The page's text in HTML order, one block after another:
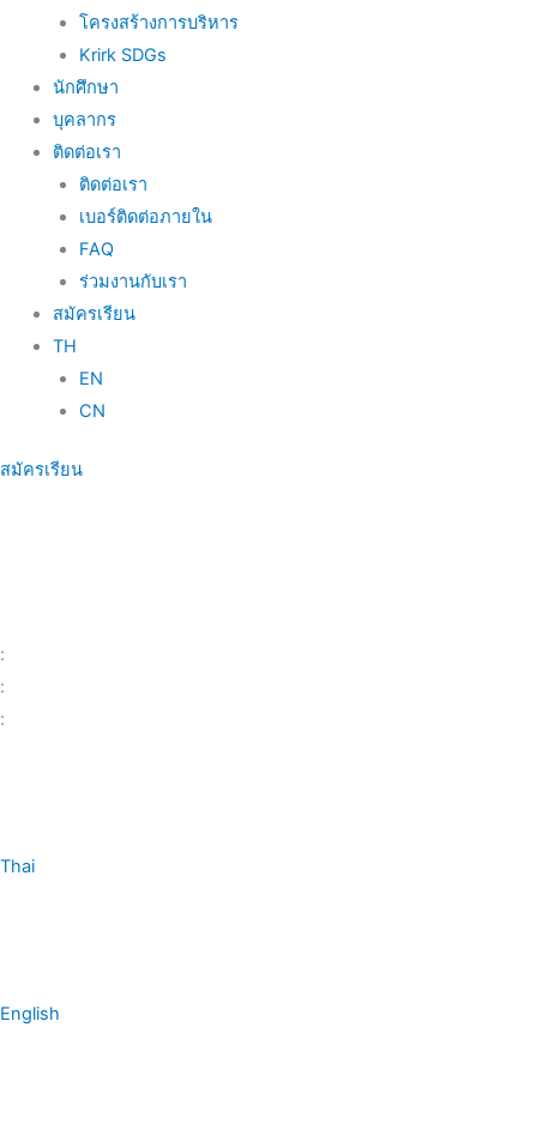
โครงสร้างการบริหาร
Krirk SDGs
นักศึกษา
บุคลากร
ติดต่อเรา
ติดต่อเรา
เบอร์ติดต่อภายใน
FAQ
ร่วมงานกับเรา
สมัครเรียน
TH
EN
CN
สมัครเรียน
:
:
:
Thai
English